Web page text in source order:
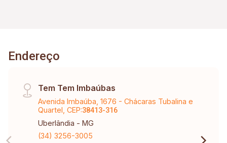
Endereço
Tem Tem Imbaúbas
Avenida Imbaúba, 1676 - Chácaras Tubalina e
Quartel, CEP:38413-316
Uberlândia - MG
(34) 3256-3005